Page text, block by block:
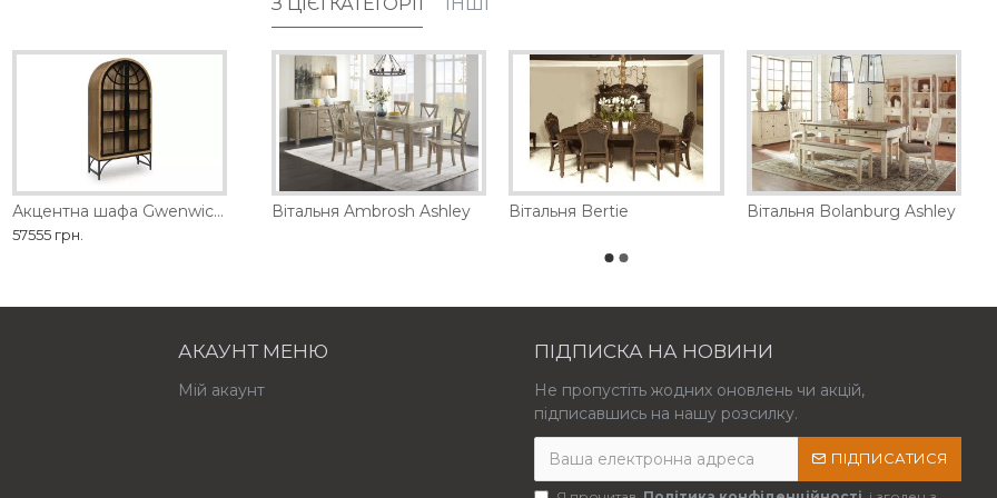
Акцентна шафа Gwenwich Ashley
57555 грн.
Вітальня Aldwin Ashley Вітальня Ambrosh Ashley Вітальня Bertie Вітальня Bolanburg Ashley
АКАУНТ МЕНЮ
Мій акаунт
ПІДПИСКА НА НОВИНИ
Не пропустіть жодних оновлень чи акцій,
підписавшись на нашу розсилку.
ПІДПИСАТИСЯ